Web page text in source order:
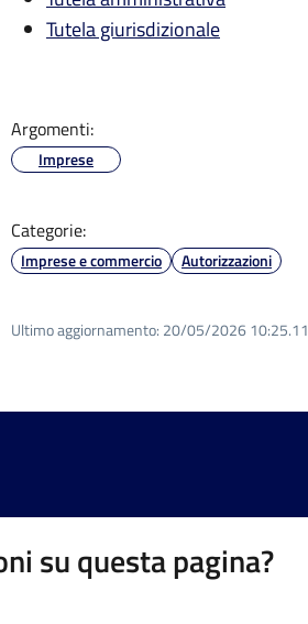
Tutela giurisdizionale
Argomenti:
Imprese
Categorie:
Imprese e commercio Autorizzazioni
Ultimo aggiornamento: 20/05/2026 10:25.11
su questa pagina?